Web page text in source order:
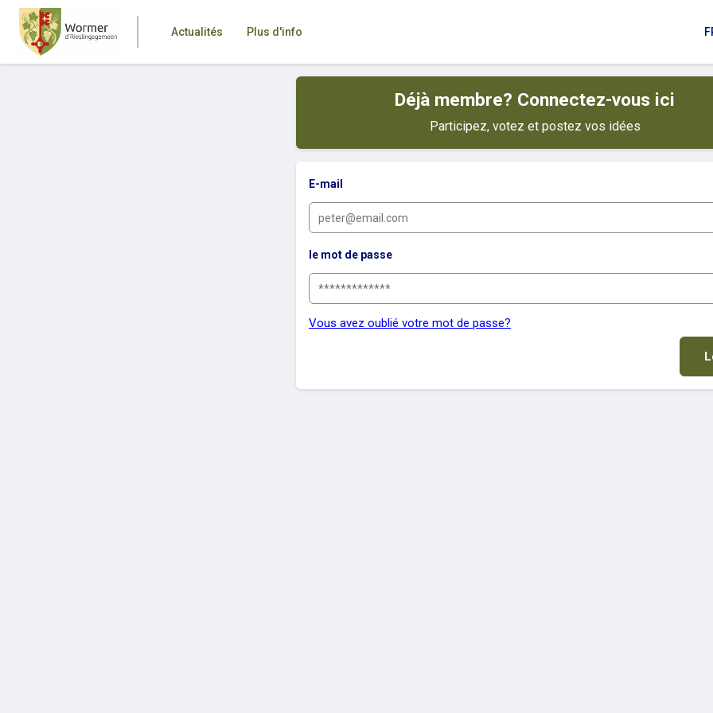
Actualités Plus d'info
Déjà membre? Connectez-vous ici
Participez, votez et postez vos idées
E-mail
le mot de passe
Vous avez oublié votre mot de passe?